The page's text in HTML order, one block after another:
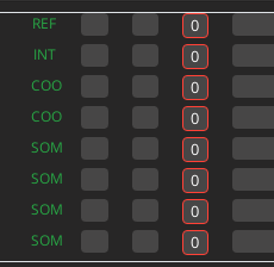
REF
INT
COO
COO
SOM
SOM
SOM
SOM